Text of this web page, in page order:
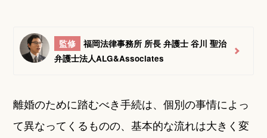
監修
福岡法律事務所 所長 弁護士 谷川 聖治
弁護士法人ALG&Associates
離婚のために踏むべき手続は、個別の事情によっ
て異なってくるものの、基本的な流れは大きく変